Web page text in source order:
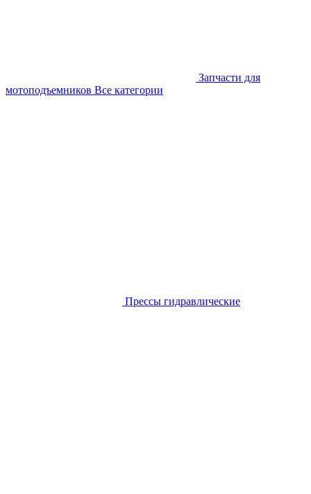
Запчасти для
мотоподъемников Все категории
Прессы гидравлические